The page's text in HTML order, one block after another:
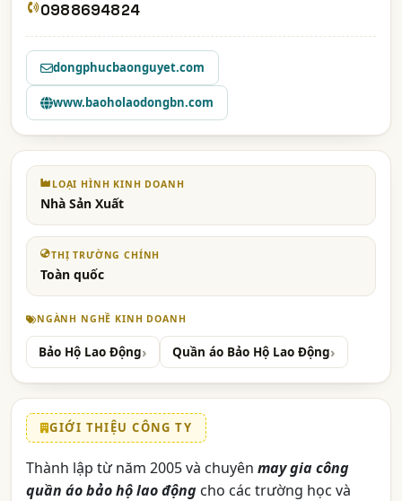
0988694824
dongphucbaonguyet.com
www.baoholaodongbn.com
LOẠI HÌNH KINH DOANH
Nhà Sản Xuất
THỊ TRƯỜNG CHÍNH
Toàn quốc
NGÀNH NGHỀ KINH DOANH
Bảo Hộ Lao Động Quần áo Bảo Hộ Lao Động
GIỚI THIỆU CÔNG TY
Thành lập từ năm 2005 và chuyên may gia công
quần áo bảo hộ lao động cho các trường học và